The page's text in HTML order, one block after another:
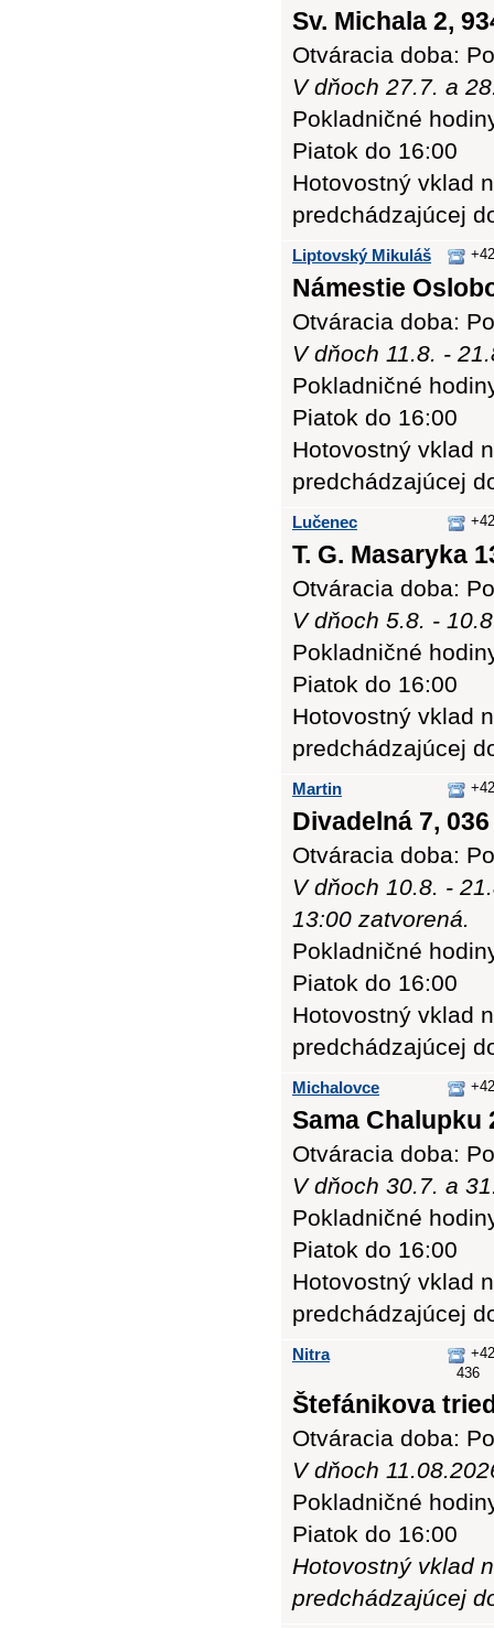
Sv. Michala 2,
Otváracia doba:
V dňoch 27.7. a
Pokladničné
Piatok do 16:00
Hotovostný vklad
predchádzajúcej
Liptovský Mikuláš
Námestie
Otváracia doba:
V dňoch 11.8. -
Pokladničné
Piatok do 16:00
Hotovostný vklad
predchádzajúcej
Lučenec
T. G. Masaryka
Otváracia doba:
V dňoch 5.8. -
Pokladničné
Piatok do 16:00
Hotovostný vklad
predchádzajúcej
Martin
Divadelná 7,
Otváracia doba:
V dňoch 10.8. -
13:00 zatvorená.
Pokladničné
Piatok do 16:00
Hotovostný vklad
predchádzajúcej
Michalovce
Sama Chalupku
Otváracia doba:
V dňoch 30.7. a
Pokladničné
Piatok do 16:00
Hotovostný vklad
predchádzajúcej
Nitra
436
Štefánikova
Otváracia doba:
V dňoch
Pokladničné
Piatok do 16:00
Hotovostný vklad
predchádzajúcej